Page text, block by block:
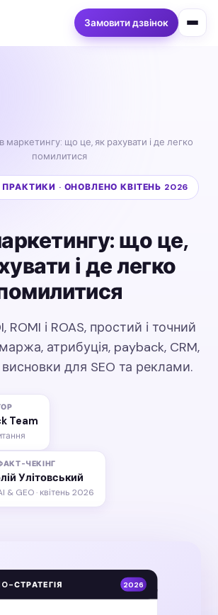
Замовити дзвінок
маркетингу: що це, як рахувати і де легко
помилитися
ПРАКТИКИ · ОНОВЛЕНО КВІТЕНЬ 2026
що це,
і де легко
і ROAS, простий і точний
атрибуція, payback, CRM,
для SEO та реклами.
Team
ЧЕКІНГ
Улітовський
& GEO · квітень 2026
СТРАТЕГІЯ 2026